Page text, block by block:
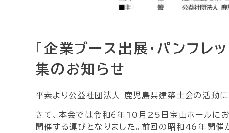
「企業ブース出展・パンフレ
集のお知らせ
平素より公益社団法人 鹿児島県建築士会の活動に
さて、本会では令和6年10月25日宝山ホールに
開催する運びとなりました。前回の昭和46年開催